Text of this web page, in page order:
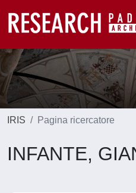
IRIS Pagina ricercatore
INFANTE,